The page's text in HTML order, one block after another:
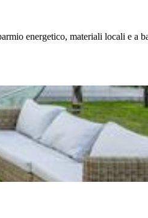
energetico, materiali locali e a